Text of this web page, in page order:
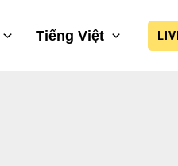
Tiếng Việt